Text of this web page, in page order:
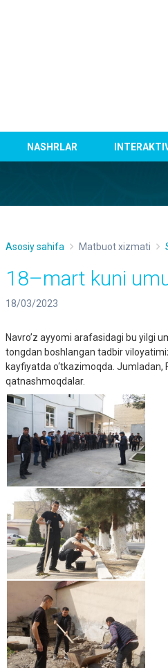
NASHRLAR
Asosiy sahifa Matbuot xizmati
18–mart kuni
18/03/2023
Navroʼz ayyomi arafasidagi bu yilgi
tongdan boshlangan tadbir
kayfiyatda o‘tkazimoqda.
qatnashmoqdalar.